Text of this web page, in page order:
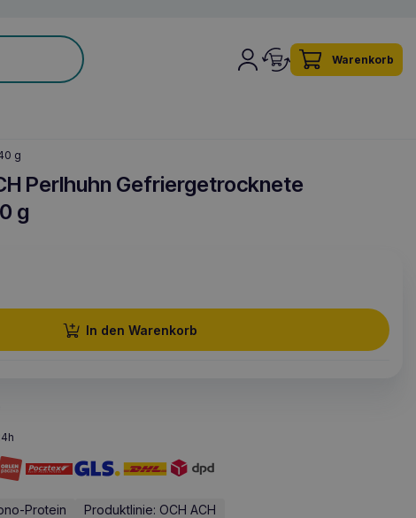
Warenkorb
g
Perlhuhn Gefriergetrocknete
g
In den Warenkorb
Protein Produktlinie: OCH ACH